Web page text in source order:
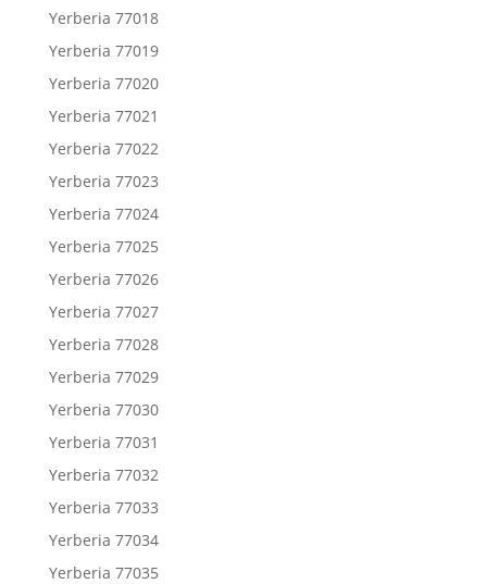
Yerberia 77018
Yerberia 77019
Yerberia 77020
Yerberia 77021
Yerberia 77022
Yerberia 77023
Yerberia 77024
Yerberia 77025
Yerberia 77026
Yerberia 77027
Yerberia 77028
Yerberia 77029
Yerberia 77030
Yerberia 77031
Yerberia 77032
Yerberia 77033
Yerberia 77034
Yerberia 77035